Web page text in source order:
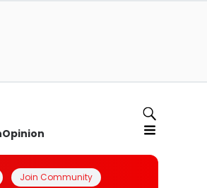
Opinion
Join Community